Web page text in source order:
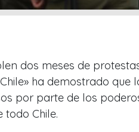
dos meses de
ha demostrado que
por parte de los
todo Chile.